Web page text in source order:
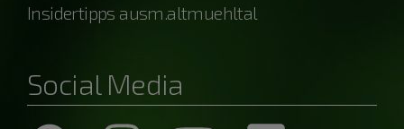
Insidertipps ausm.altmuehltal
Social Media